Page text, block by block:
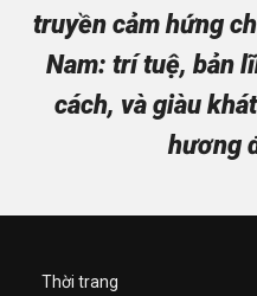
truyền cảm hứng
Nam: trí tuệ, bản
cách, và giàu
hương
Thời trang